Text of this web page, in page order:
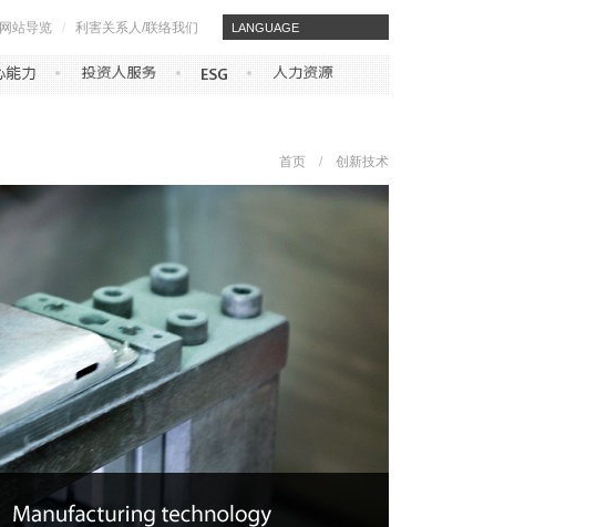
首页 / 创新技术
网站导览 / 利害关系人/联络我们 ​​LANGUAGE